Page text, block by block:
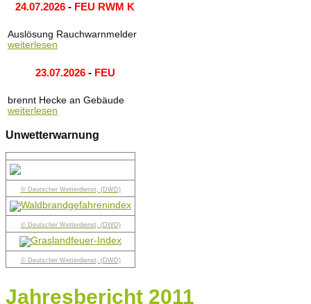
24.07.2026 - FEU RWM K
Auslösung Rauchwarnmelder
weiterlesen
23.07.2026- FEU
brennt Hecke an Gebäude
weiterlesen
Unwetterwarnung
© Deutscher Wetterdienst, (DWD)
© Deutscher Wetterdienst, (DWD)
© Deutscher Wetterdienst, (DWD)
Jahresbericht 2011